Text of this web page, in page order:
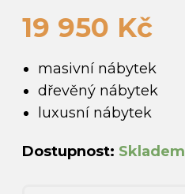
19 950 Kč
masivní nábytek
dřevěný nábytek
luxusní nábytek
Dostupnost: Skladem